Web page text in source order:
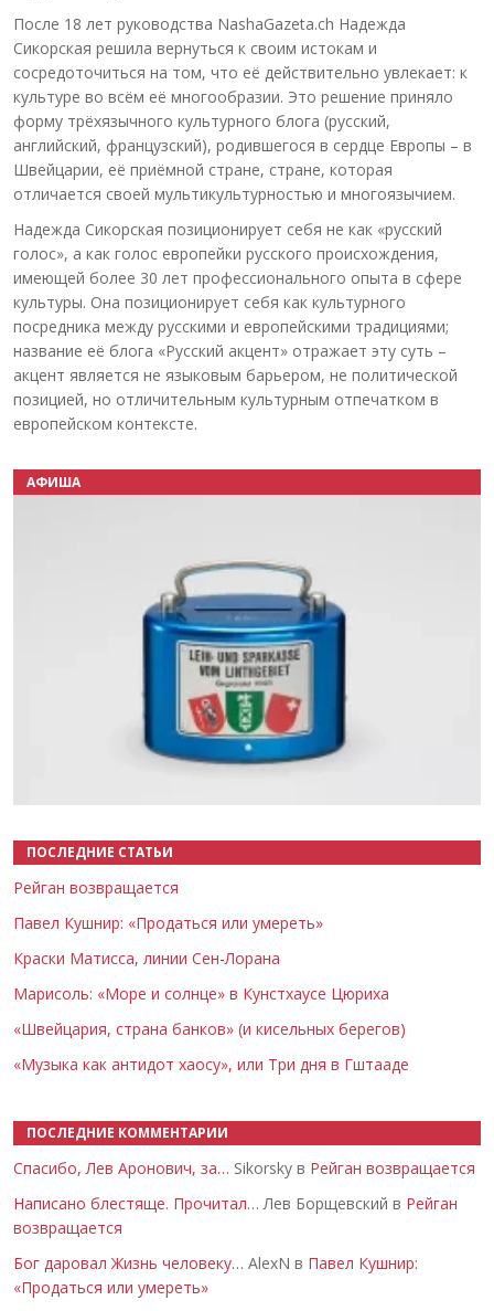
После 18 лет руководства NashaGazeta.ch Надежда
Сикорская решила вернуться к своим истокам и
сосредоточиться на том, что её действительно увлекает: к
культуре во всём её многообразии. Это решение приняло
форму трёхязычного культурного блога (русский,
английский, французский), родившегося в сердце Европы – в
Швейцарии, её приёмной стране, стране, которая
отличается своей мультикультурностью и многоязычием.
Надежда Сикорская позиционирует себя не как «русский
голос», а как голос европейки русского происхождения,
имеющей более 30 лет профессионального опыта в сфере
культуры. Она позиционирует себя как культурного
посредника между русскими и европейскими традициями;
название её блога «Русский акцент» отражает эту суть –
акцент является не языковым барьером, не политической
позицией, но отличительным культурным отпечатком в
европейском контексте.
АФИША
ПОСЛЕДНИЕ СТАТЬИ
Рейган возвращается
Павел Кушнир: «Продаться или умереть»
Краски Матисса, линии Сен-Лорана
Марисоль: «Море и солнце» в Кунстхаусе Цюриха
«Швейцария, страна банков» (и кисельных берегов)
«Музыка как антидот хаосу», или Три дня в Гштааде
ПОСЛЕДНИЕ КОММЕНТАРИИ
Спасибо, Лев Аронович, за… Sikorsky в Рейган возвращается
Написано блестяще. Прочитал… Лев Борщевский в Рейган
возвращается
Бог даровал Жизнь человеку… AlexN в Павел Кушнир:
«Продаться или умереть»